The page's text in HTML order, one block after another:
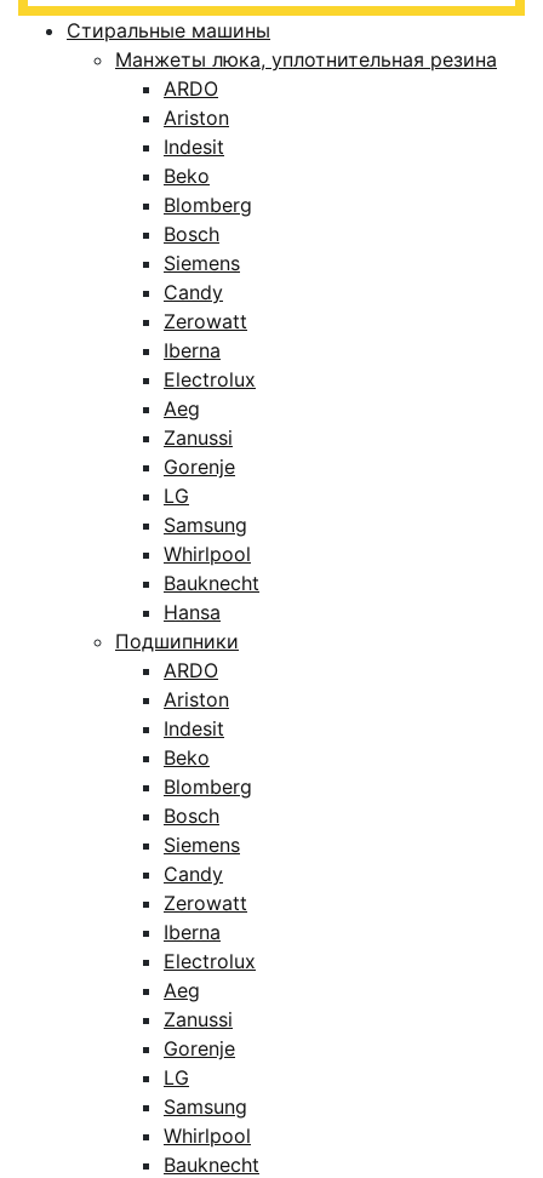
Стиральные машины
Манжеты люка, уплотнительная резина
ARDO
Ariston
Indesit
Beko
Blomberg
Bosch
Siemens
Candy
Zerowatt
Iberna
Electrolux
Aeg
Zanussi
Gorenje
LG
Samsung
Whirlpool
Bauknecht
Hansa
Подшипники
ARDO
Ariston
Indesit
Beko
Blomberg
Bosch
Siemens
Candy
Zerowatt
Iberna
Electrolux
Aeg
Zanussi
Gorenje
LG
Samsung
Whirlpool
Bauknecht